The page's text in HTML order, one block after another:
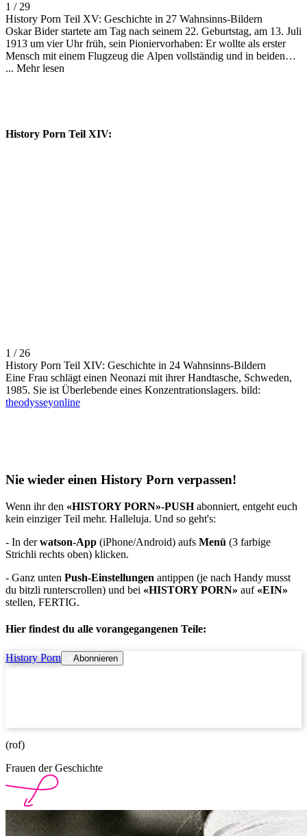
1 / 29
History Porn Teil XV: Geschichte in 27 Wahnsinns-Bildern
Oskar Bider startete am Tag nach seinem 22. Geburtstag, am 13. Juli
1913 um vier Uhr früh, sein Pioniervorhaben: Er wollte als erster
Mensch mit einem Flugzeug die Alpen vollständig und in beiden
Richtungen überqueren. Es gelang ihm. Er flog von Bern aus
Chrüzlipass zurück in die Nordschweiz, wo er in Liestal landete, um
nachzutanken und seinen Weg über Basel nach Bern zu vollenden.
... Mehr lesen
History Porn Teil XIV:
1 / 26
History Porn Teil XIV: Geschichte in 24 Wahnsinns-Bildern
Eine Frau schlägt einen Neonazi mit ihrer Handtasche, Schweden,
1985. Sie ist Überlebende eines Konzentrationslagers. bild:
theodysseyonline
Nie wieder einen History Porn verpassen!
Wenn ihr den «HISTORY PORN»-PUSHabonniert, entgeht euch
kein einziger Teil mehr. Halleluja. Und so geht's:
- In derwatson-App (iPhone/Android) aufs Menü (3 farbige
Strichli rechts oben) klicken.
- Ganz unten Push-Einstellungen antippen (je nach Handy musst
du bitzli runterscrollen) und bei «HISTORY PORN» auf «EIN»
stellen, FERTIG.
Hier findest du alle vorangegangenen Teile:
History Porn Abonnieren
(rof)
Frauen der Geschichte